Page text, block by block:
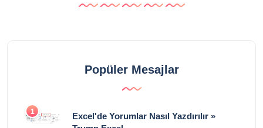
Popüler Mesajlar
1
Excel'de Yorumlar Nasıl Yazdırılır »